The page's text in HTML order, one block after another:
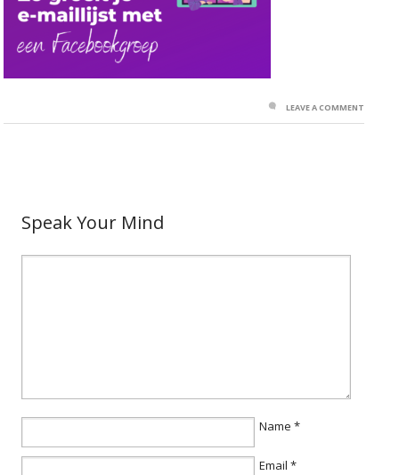
LEAVE A COMMENT
Speak Your Mind
Name *
Email *